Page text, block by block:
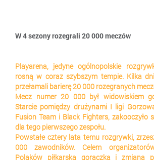
W 4 sezony rozegrali 20 000 meczów
Playarena, jedyne ogólnopolskie
rosną w coraz szybszym tempie. Kilka
przełamali barierę 20 000 rozegranych
Mecz numer 20 000 był widowiskiem
Starcie pomiędzy drużynami I ligi
Fusion Team i Black Fighters, zakooczyło
dla tego pierwszego zespołu.
Powstałe cztery lata temu rozgrywki,
000 zawodników. Celem
Polaków piłkarską gorączką i zmiana